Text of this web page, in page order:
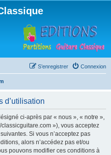
Connexion
S’enregistrer
d’utilisation
ci-après par « nous », « notre »,
»), vous acceptez
Si vous n’acceptez pas
alors n’accédez pas et/ou
pouvons modifier ces conditions à